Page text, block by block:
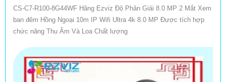
CS-C7-R100-8G44WF Hãng Ezviz Độ Phân Giải 8.0 MP 2 Mắt Xem
ban đêm Hồng Ngoại 10m IP Wifi Ultra 4k 8.0 MP Được tích hợp
chức năng Thu Âm Và Loa Chất lượng